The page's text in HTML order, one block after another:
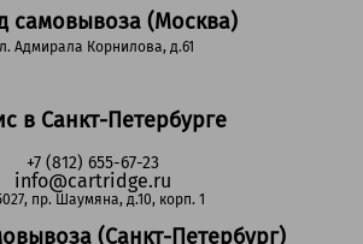
самовывоза (Москва)
Адмирала Корнилова, д.61
в Санкт-Петербурге
+7 (812) 655-67-23
info@cartridge.ru
пр. Шаумяна, д.10, корп. 1
(Санкт-Петербург)